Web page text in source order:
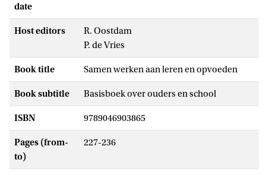
date
Host editors
R. Oostdam
P. de Vries
Book title Samen werken aan leren en opvoeden
Book subtitle Basisboek over ouders en school
ISBN 9789046903865
Pages (from-
to)
227-236